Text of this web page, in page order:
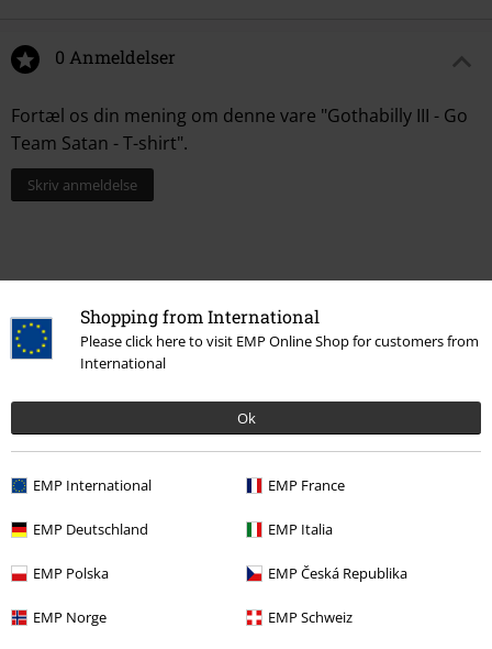
Shopping from International
Please click here to visit EMP Online Shop for customers from
International
Ok
EMP International EMP France
EMP Deutschland EMP Italia
EMP Polska EMP Česká Republika
EMP Norge EMP Schweiz
0 Anmeldelser
Fortæl os din mening om denne vare "Gothabilly III - Go
Team Satan - T-shirt".
Skriv anmeldelse
Senest besøgt